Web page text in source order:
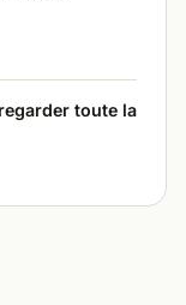
toute la